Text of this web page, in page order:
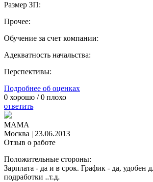
Размер ЗП:
Прочее:
Обучение за счет компании:
Адекватность начальства:
Перспективы:
Подробнее об оценках
0 хорошо /0 плохо
ответить
МАМА
Москва | 23.06.2013
Отзыв о работе
Положительные стороны:
Зарплата - да и в срок. График - да, удобен
подработки ..т.д.